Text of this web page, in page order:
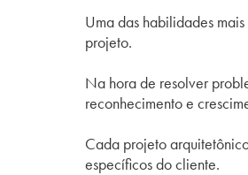
Uma das habilidades
projeto.
Na hora de resolver
reconhecimento e
Cada projeto
específicos do cliente.